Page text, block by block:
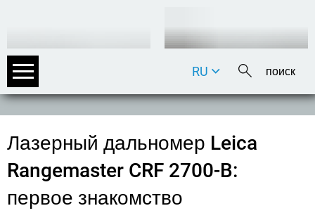
DE
IT
RU
Лазерный дальномер Leica
Rangemaster CRF 2700-B:
первое знакомство